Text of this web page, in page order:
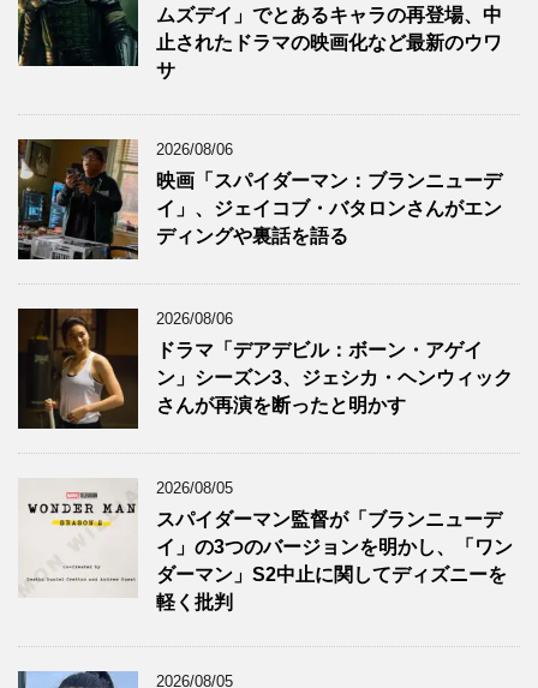
ムズデイ」でとあるキャラの再登場、中
止されたドラマの映画化など最新のウワ
サ
2026/08/06
映画「スパイダーマン：ブランニューデ
イ」、ジェイコブ・バタロンさんがエン
ディングや裏話を語る
2026/08/06
ドラマ「デアデビル：ボーン・アゲイ
ン」シーズン3、ジェシカ・ヘンウィック
さんが再演を断ったと明かす
2026/08/05
スパイダーマン監督が「ブランニューデ
イ」の3つのバージョンを明かし、「ワン
ダーマン」S2中止に関してディズニーを
軽く批判
2026/08/05